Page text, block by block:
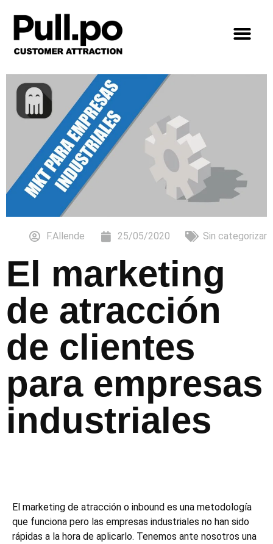
F.Allende 25/05/2020 Sin categorizar
El marketing
de atracción
de clientes
para empresas
industriales
El marketing de atracción o inbound es una metodología
que funciona pero las empresas industriales no han sido
rápidas a la hora de aplicarlo. Tenemos ante nosotros una